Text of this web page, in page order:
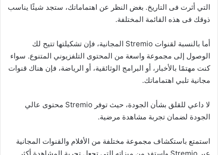
التي أثرت فى التاريخ. بغض النظر عن اهتماماتك، ستجد شيئًا يناسب
ذوقك فى هذه القائمة المختلفة.
أما بالنسبة لقنوات Stremio المجانية، فإن تشكيلتها تتيح لك
الوصول إلى مجموعة واسعة من المحتوى التلفزيوني المتنوع. سواء
كنت مهتمًا بالأخبار، أو البرامج الوثائقية، أو الرياضة، فإن هناك قنوات
مجانية تلبي اهتماماتك.
لا داعي للقلق بشأن الجودة، حيث توفر Stremio محتوى عالي
الجودة لضمان تجربة مشاهدة مرضية.
استمتع باستكشاف مجموعة مختلفة من الأفلام والقنوات المجانية